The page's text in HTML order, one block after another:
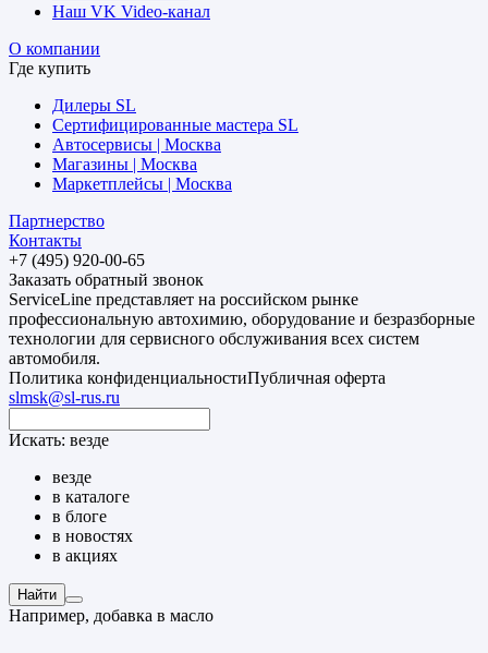
Наш VK Video-канал
О компании
Где купить
Дилеры SL
Сертифицированные мастера SL
Автосервисы | Москва
Магазины | Москва
Маркетплейсы | Москва
Партнерство
Контакты
+7 (495) 920-00-65
Заказать обратный звонок
ServiceLine представляет на российском рынке
профессиональную автохимию, оборудование и безразборные
технологии для сервисного обслуживания всех систем
автомобиля.
Политика конфиденциальностиПубличная оферта
slmsk@sl-rus.ru
Искать: везде
везде
в каталоге
в блоге
в новостях
в акциях
Найти
Например, добавка в масло